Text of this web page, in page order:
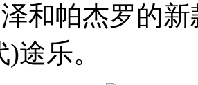
和帕杰罗的
途乐。